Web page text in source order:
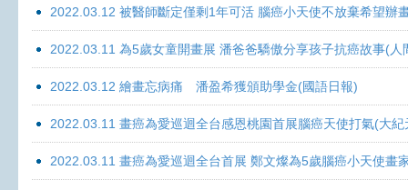
2022.03.12 被醫師斷定僅剩1年可活 腦癌小天使不放棄希望辦
2022.03.11 為5歲女童開畫展 潘爸爸驕傲分享孩子抗癌故事(人
2022.03.12 繪畫忘病痛 潘盈希獲頒助學金(國語日報)
2022.03.11 畫癌為愛巡迴全台感恩桃園首展腦癌天使打氣(大紀
2022.03.11 畫癌為愛巡迴全台首展 鄭文燦為5歲腦癌小天使畫